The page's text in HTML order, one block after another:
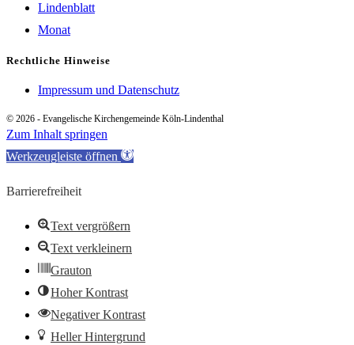
Lindenblatt
Monat
Rechtliche Hinweise
Impressum und Datenschutz
© 2026 - Evangelische Kirchengemeinde Köln-Lindenthal
Zum Inhalt springen
Werkzeugleiste öffnen
Barrierefreiheit
Text vergrößern
Text verkleinern
Grauton
Hoher Kontrast
Negativer Kontrast
Heller Hintergrund